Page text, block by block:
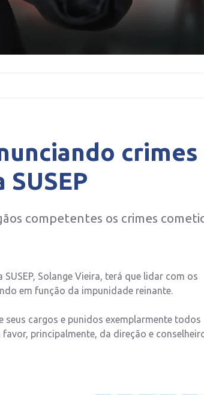
crimes
competentes os crimes
Solange Vieira, terá que lidar com os
em função da impunidade reinante.
seus cargos e punidos exemplarmente todos
principalmente, da direção e